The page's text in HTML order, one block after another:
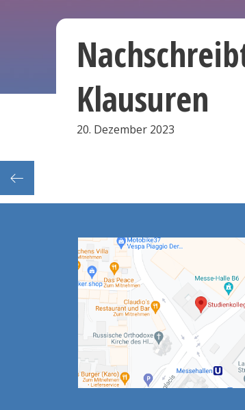
Klausuren
20. Dezember 2023